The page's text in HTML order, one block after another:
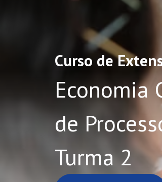
Curso de
Economia
de
Turma 2